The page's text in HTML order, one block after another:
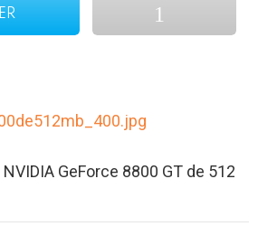
GeForce 8800 GT de 512